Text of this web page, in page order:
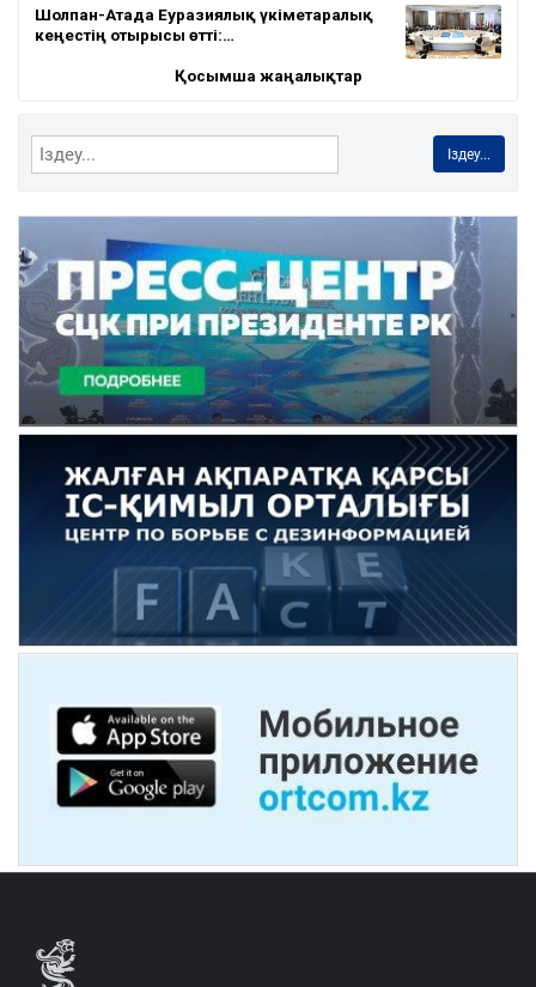
Шолпан-Атада Еуразиялық үкіметаралық
кеңестің отырысы өтті:…
Қосымша жаңалықтар
Іздеу...